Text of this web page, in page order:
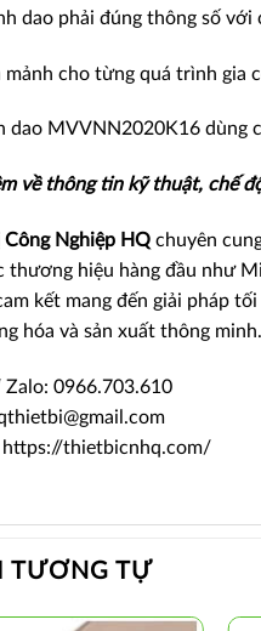
dao phải đúng thông số
mảnh cho từng quá trình
dao MVVNN2020K16
về thông tin kỹ thuật, chế
Công Nghiệp HQ chuyên
thương hiệu hàng đầu như
kết mang đến giải pháp
hóa và sản xuất thông minh.
0966.703.610
https://thietbicnhq.com/
TƯƠNG TỰ